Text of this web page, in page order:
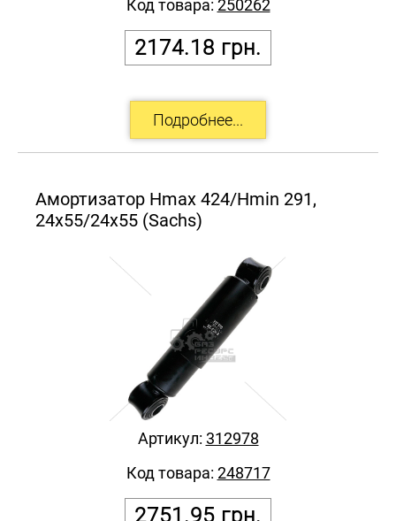
2174.18 грн.
Код товара: 250262
Амортизатор Hmax 424/Hmin 291,
24x55/24x55 (Sachs)
2751.95 грн.
Артикул: 312978
Код товара: 248717